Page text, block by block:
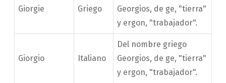
Giorgie Griego
Georgios, de ge, "tierra"
y ergon, "trabajador".
Giorgio Italiano
Del nombre griego
Georgios, de ge, "tierra"
y ergon, "trabajador".